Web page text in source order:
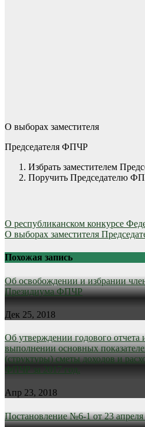
О выборах заместителя
Председателя ФПЧР
Избрать заместителем
Поручить Председателю
Навигация
по
записям
О республиканском конкурсе
О выборах заместителя
Похожая запись
Об освобождении и избрании
Президиума ФПЧР
Дек 25, 2018
Об утверждении годового отчета
выполнении основных
(структуры) сметы доходов и
ФПЧР за 2017 год.
Апр 23, 2018
Постановление №6-1 от 23 апреля